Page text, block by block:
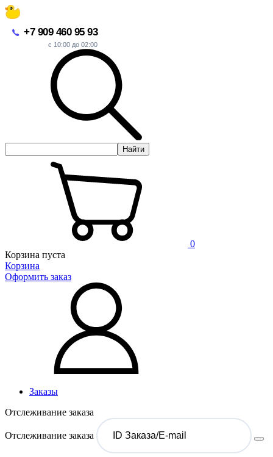
+7 909 460 95 93
с 10:00 до 02:00
Найти
0
Корзина пуста
Корзина
Оформить заказ
Заказы
Отслеживание заказа
Отслеживание заказа